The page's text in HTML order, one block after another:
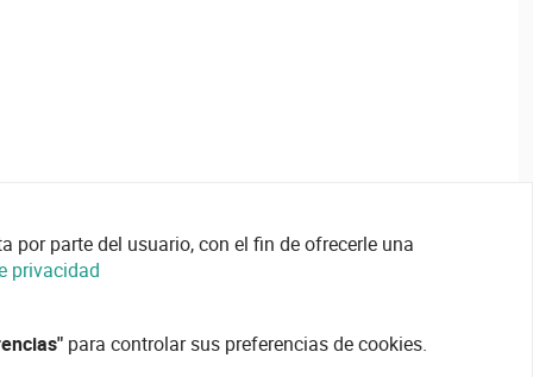
parte del usuario, con el fin de ofrecerle una
privacidad
para controlar sus preferencias de cookies.